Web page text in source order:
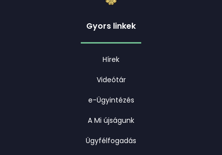
Gyors linkek
Hírek
Videótár
e-Ügyintézés
A Mi újságunk
Ügyfélfogadás